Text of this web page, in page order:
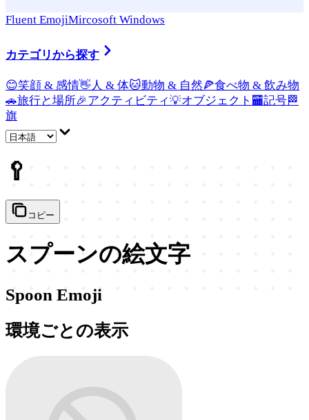
Fluent EmojiMircosoft Windows
カテゴリから探す
😊笑顔 & 感情👋 人 & 体🐱動物 & 自然🍕食べ物 & 飲み物
🚗旅行と場所🎉アクティビティ💡オブジェクト 🏧記号🏁
旗
🥄
コピー
スプーンの絵文字
Spoon Emoji
環境ごとの表示